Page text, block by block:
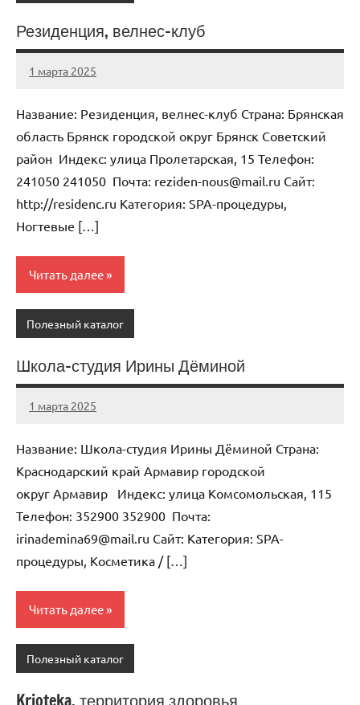
Резиденция, велнес-клуб
1 марта 2025
Anisa
Нет
Название: Резиденция, велнес-клуб Страна: Брянская
область Брянск городской округ Брянск Советский
район Индекс: улица Пролетарская, 15 Телефон:
241050 241050 Почта: reziden-nous@mail.ru Cайт:
http://residenc.ru Категория: SPA-процедуры,
Ногтевые […]
Читать далее
Полезный каталог
Школа-студия Ирины Дёминой
1 марта 2025
Anisa
Нет
Название: Школа-студия Ирины Дёминой Страна:
Краснодарский край Армавир городской
округ Армавир Индекс: улица Комсомольская, 115
Телефон: 352900 352900 Почта:
irinademina69@mail.ru Cайт: Категория: SPA-
процедуры, Косметика / […]
Читать далее
Полезный каталог